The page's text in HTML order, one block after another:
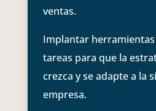
ventas.
Implantar
tareas para que la
crezca y se adapte a la
empresa.